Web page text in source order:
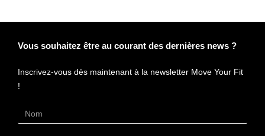
Vous souhaitez être au courant des dernières news ?
Inscrivez-vous dès maintenant à la newsletter Move Your Fit
!